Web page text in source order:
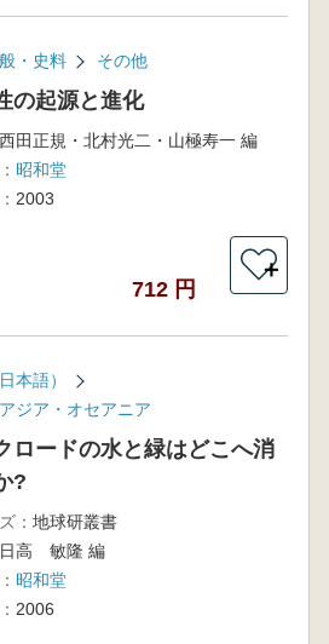
・史料 その他
の起源と進化
西田正規・北村光二・山極寿一 編
昭和堂
2003
712 円
＋
本語）
ジア・オセアニア
ロードの水と緑はどこへ消
?
： 地球研叢書
日高 敏隆 編
昭和堂
2006